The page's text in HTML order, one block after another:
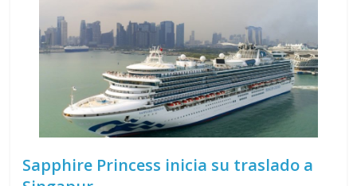
Sapphire Princess inicia su traslado a